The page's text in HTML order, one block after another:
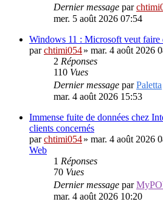
Dernier message par
mer. 5 août 2026 07:54
Windows 11 : Microsoft veut
parchtimi054» mar. 4 août 2026
2 Réponses
110 Vues
Dernier message parPaletta
mar. 4 août 2026 15:53
Immense fuite de données chez
clients concernés
parchtimi054» mar. 4 août 2026
Web
1 Réponses
70 Vues
Dernier message par
mar. 4 août 2026 10:20